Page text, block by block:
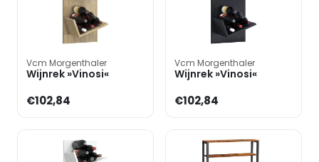
Vcm Morgenthaler
Wijnrek »Vinosi«
€102,84
Vcm Morgenthaler
Wijnrek »Vinosi«
€102,84